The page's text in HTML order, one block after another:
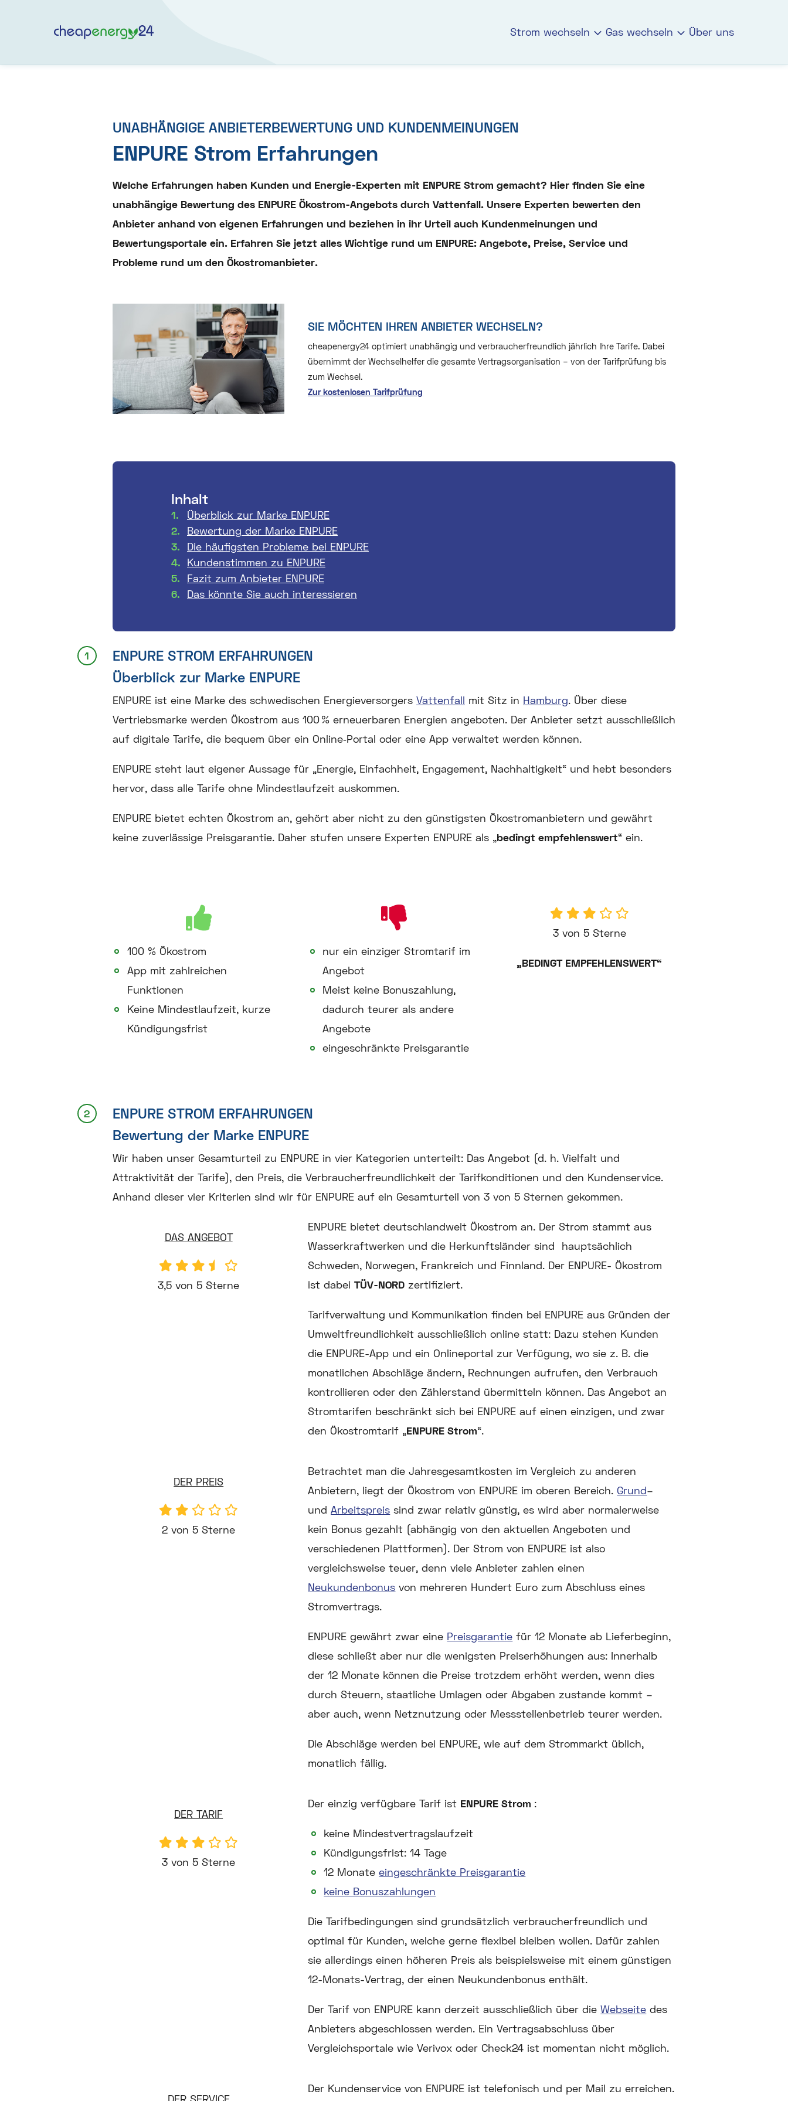
Strom wechseln Gas wechseln Über uns
UNABHÄNGIGE ANBIETERBEWERTUNG UND KUNDENMEINUNGEN
ENPURE Strom Erfahrungen
Welche Erfahrungen haben Kunden und Energie-Experten mit ENPURE Strom gemacht? Hier finden Sie eine
unabhängige Bewertung des ENPURE Ökostrom-Angebots durch Vattenfall. Unsere Experten bewerten den
Anbieter anhand von eigenen Erfahrungen und beziehen in ihr Urteil auch Kundenmeinungen und
Bewertungsportale ein. Erfahren Sie jetzt alles Wichtige rund um ENPURE: Angebote, Preise, Service und
Probleme rund um den Ökostromanbieter.
SIE MÖCHTEN IHREN ANBIETER WECHSELN?
cheapenergy24 optimiert unabhängig und verbraucherfreundlich jährlich Ihre Tarife. Dabei
übernimmt der Wechselhelfer die gesamte Vertragsorganisation – von der Tarifprüfung bis
zum Wechsel.
Zur kostenlosen Tarifprüfung
Inhalt
Überblick zur Marke ENPURE
Bewertung der Marke ENPURE
Die häufigsten Probleme bei ENPURE
Kundenstimmen zu ENPURE
Fazit zum Anbieter ENPURE
Das könnte Sie auch interessieren
ENPURE STROM ERFAHRUNGEN
Überblick zur Marke ENPURE
ENPURE ist eine Marke des schwedischen Energieversorgers Vattenfall mit Sitz in Hamburg. Über diese
Vertriebsmarke werden Ökostrom aus 100 % erneuerbaren Energien angeboten. Der Anbieter setzt ausschließlich
auf digitale Tarife, die bequem über ein Online‑Portal oder eine App verwaltet werden können.
ENPURE steht laut eigener Aussage für „Energie, Einfachheit, Engagement, Nachhaltigkeit“ und hebt besonders
hervor, dass alle Tarife ohne Mindestlaufzeit auskommen.
ENPURE bietet echten Ökostrom an, gehört aber nicht zu den günstigsten Ökostromanbietern und gewährt
keine zuverlässige Preisgarantie. Daher stufen unsere Experten ENPURE als „bedingt empfehlenswert“ ein.
100 % Ökostrom
App mit zahlreichen
Funktionen
Keine Mindestlaufzeit, kurze
Kündigungsfrist
nur ein einziger Stromtarif im
Angebot
Meist keine Bonuszahlung,
dadurch teurer als andere
Angebote
eingeschränkte Preisgarantie
3 von 5 Sterne
„BEDINGT EMPFEHLENSWERT“
ENPURE STROM ERFAHRUNGEN
Bewertung der Marke ENPURE
Wir haben unser Gesamturteil zu ENPURE in vier Kategorien unterteilt: Das Angebot (d. h. Vielfalt und
Attraktivität der Tarife), den Preis, die Verbraucherfreundlichkeit der Tarifkonditionen und den Kundenservice.
Anhand dieser vier Kriterien sind wir für ENPURE auf ein Gesamturteil von 3 von 5 Sternen gekommen.
DAS ANGEBOT
3,5 von 5 Sterne
ENPURE bietet deutschlandweit Ökostrom an. Der Strom stammt aus
Wasserkraftwerken und die Herkunftsländer sind hauptsächlich
Schweden, Norwegen, Frankreich und Finnland. Der ENPURE- Ökostrom
ist dabeiTÜV-NORD zertifiziert.
Tarifverwaltung und Kommunikation finden bei ENPURE aus Gründen der
Umweltfreundlichkeit ausschließlich online statt: Dazu stehen Kunden
die ENPURE-App und ein Onlineportal zur Verfügung, wo sie z. B. die
monatlichen Abschläge ändern, Rechnungen aufrufen, den Verbrauch
kontrollieren oder den Zählerstand übermitteln können. Das Angebot an
Stromtarifen beschränkt sich bei ENPURE auf einen einzigen, und zwar
den Ökostromtarif „ENPURE Strom“.
DER PREIS
2 von 5 Sterne
Betrachtet man die Jahresgesamtkosten im Vergleich zu anderen
Anbietern, liegt der Ökostrom von ENPURE im oberen Bereich. Grund–
undArbeitspreis sind zwar relativ günstig, es wird aber normalerweise
kein Bonus gezahlt (abhängig von den aktuellen Angeboten und
verschiedenen Plattformen). Der Strom von ENPURE ist also
vergleichsweise teuer, denn viele Anbieter zahlen einen
Neukundenbonus von mehreren Hundert Euro zum Abschluss eines
Stromvertrags.
ENPURE gewährt zwar eine Preisgarantie für 12 Monate ab Lieferbeginn,
diese schließt aber nur die wenigsten Preiserhöhungen aus: Innerhalb
der 12 Monate können die Preise trotzdem erhöht werden, wenn dies
durch Steuern, staatliche Umlagen oder Abgaben zustande kommt –
aber auch, wenn Netznutzung oder Messstellenbetrieb teurer werden.
Die Abschläge werden bei ENPURE, wie auf dem Strommarkt üblich,
monatlich fällig.
DER TARIF
3 von 5 Sterne
Der einzig verfügbare Tarif ist ENPURE Strom :
keine Mindestvertragslaufzeit
Kündigungsfrist: 14 Tage
12 Monateeingeschränkte Preisgarantie
keine Bonuszahlungen
Die Tarifbedingungen sind grundsätzlich verbraucherfreundlich und
optimal für Kunden, welche gerne flexibel bleiben wollen. Dafür zahlen
sie allerdings einen höheren Preis als beispielsweise mit einem günstigen
12-Monats-Vertrag, der einen Neukundenbonus enthält.
Der Tarif von ENPURE kann derzeit ausschließlich über dieWebseite des
Anbieters abgeschlossen werden. Ein Vertragsabschluss über
Vergleichsportale wie Verivox oder Check24 ist momentan nicht möglich.
Der Kundenservice von ENPURE ist telefonisch und per Mail zu erreichen.